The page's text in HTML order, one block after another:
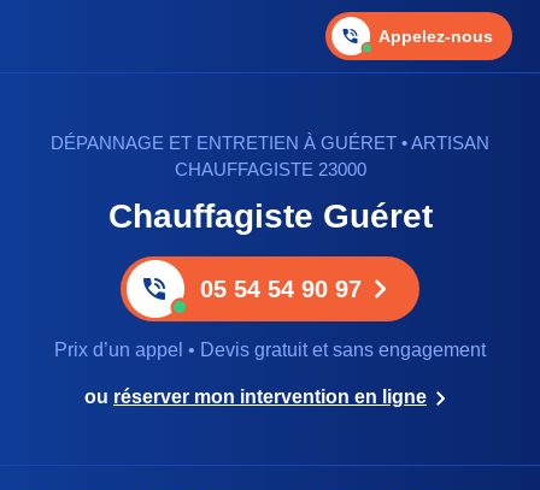
Appelez-nous
DÉPANNAGE ET ENTRETIEN À GUÉRET • ARTISAN
CHAUFFAGISTE 23000
Chauffagiste Guéret
05 54 54 90 97
Prix d’un appel • Devis gratuit et sans engagement
ou réserver mon intervention en ligne